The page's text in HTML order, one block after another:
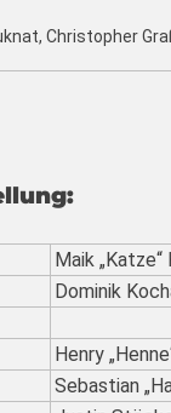
Christopher
Maik
Dominik
Henry
Sebastian